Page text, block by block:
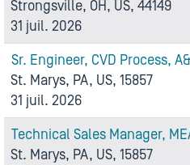
Strongsville, OH, US, 44149
31 juil. 2026
Sr. Engineer, CVD Process,
St. Marys, PA, US, 15857
31 juil. 2026
Technical Sales Manager,
St. Marys, PA, US, 15857